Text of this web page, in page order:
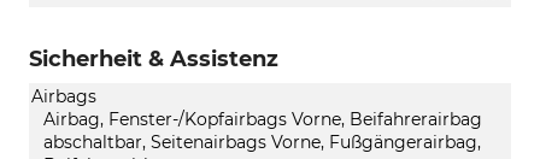
Sicherheit & Assistenz
Airbags
Airbag, Fenster-/Kopfairbags Vorne, Beifahrerairbag
abschaltbar, Seitenairbags Vorne, Fußgängerairbag,